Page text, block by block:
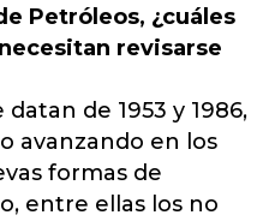
Petróleos, ¿cuáles
revisarse
de 1953 y 1986,
avanzando en los
formas de
entre ellas los no